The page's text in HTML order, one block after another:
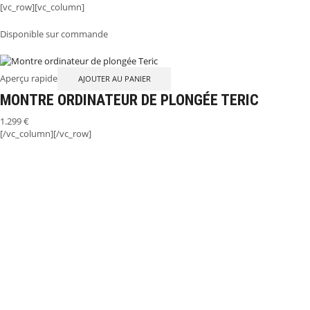
[vc_row][vc_column]
Disponible sur commande
Aperçu rapide AJOUTER AU PANIER
MONTRE ORDINATEUR DE PLONGÉE TERIC
1.299€
[/vc_column][/vc_row]